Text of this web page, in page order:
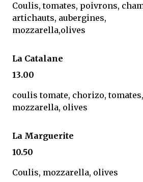
Coulis, tomates, poivrons,
artichauts, aubergines,
mozzarella,olives
La Catalane
13.00
coulis tomate, chorizo,
mozzarella, olives
La Marguerite
10.50
Coulis, mozzarella, olives